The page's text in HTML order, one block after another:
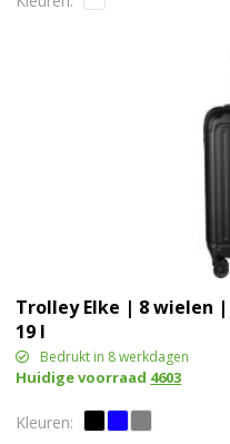
Trolley Elke | 8 wielen |
19 l
Bedrukt in 8 werkdagen
Huidige voorraad 4603